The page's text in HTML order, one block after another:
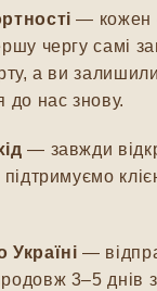
— кожен
чергу самі
а ви
до нас знову.
— завжди
Україні —
3–5 днів